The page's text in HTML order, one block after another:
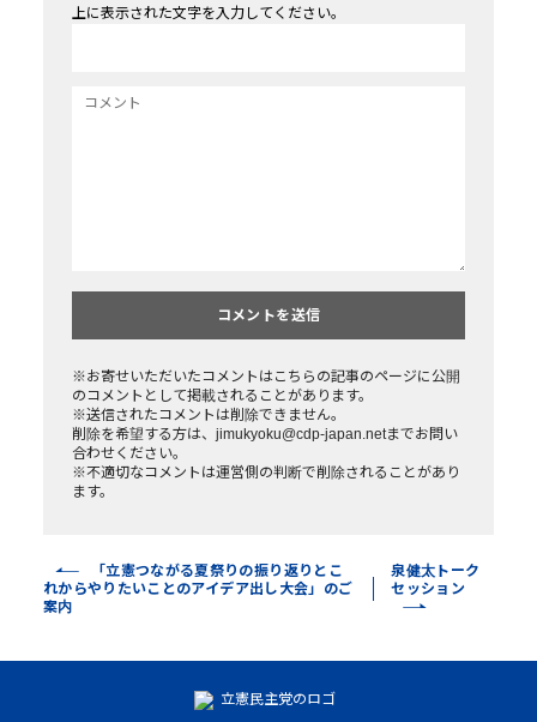
上に表示された文字を入力してください。
※お寄せいただいたコメントはこちらの記事のページに公開
のコメントとして掲載されることがあります。
※送信されたコメントは削除できません。
削除を希望する方は、jimukyoku@cdp-japan.netまでお問い
合わせください。
※不適切なコメントは運営側の判断で削除されることがあり
ます。
「立憲つながる夏祭りの振り返りとこ
れからやりたいことのアイデア出し大会」のご
案内
泉健太トーク
セッション